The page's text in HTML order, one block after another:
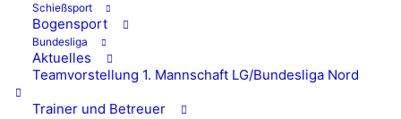
Schießsport
Bogensport
Bundesliga
Aktuelles
Teamvorstellung 1. Mannschaft LG/Bundesliga Nord
Trainer und Betreuer